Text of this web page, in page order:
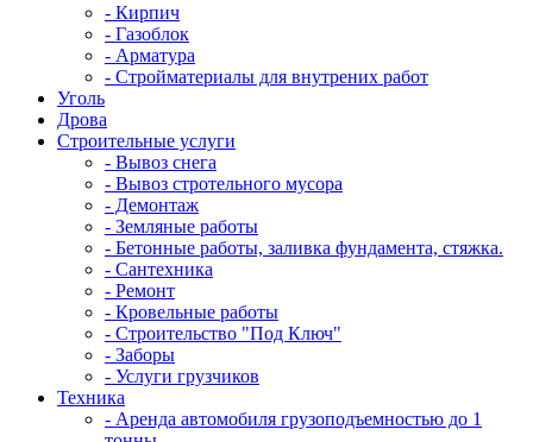
- Кирпич
- Газоблок
- Арматура
- Стройматериалы для внутрених работ
Уголь
Дрова
Строительные услуги
- Вывоз снега
- Вывоз стротельного мусора
- Демонтаж
- Земляные работы
- Бетонные работы, заливка фундамента, стяжка.
- Сантехника
- Ремонт
- Кровельные работы
- Строительство "Под Ключ"
- Заборы
- Услуги грузчиков
Техника
- Аренда автомобиля грузоподъемностью до 1